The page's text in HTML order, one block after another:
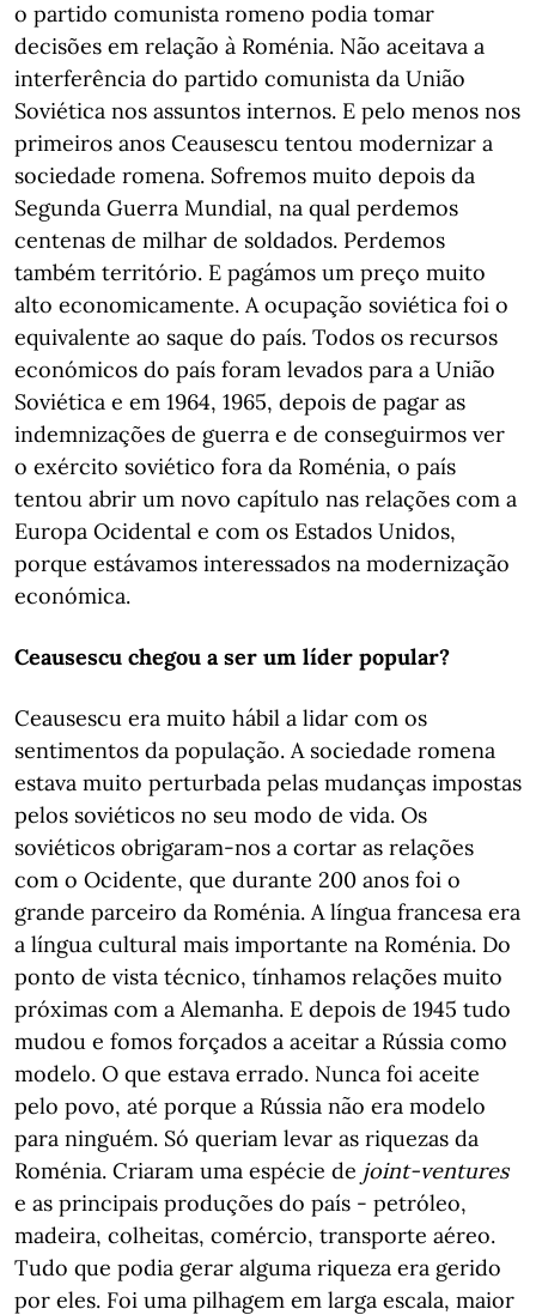
o partido comunista romeno podia tomar
decisões em relação à Roménia. Não aceitava a
interferência do partido comunista da União
Soviética nos assuntos internos. E pelo menos nos
primeiros anos Ceausescu tentou modernizar a
sociedade romena. Sofremos muito depois da
Segunda Guerra Mundial, na qual perdemos
centenas de milhar de soldados. Perdemos
também território. E pagámos um preço muito
alto economicamente. A ocupação soviética foi o
equivalente ao saque do país. Todos os recursos
económicos do país foram levados para a União
Soviética e em 1964, 1965, depois de pagar as
indemnizações de guerra e de conseguirmos ver
o exército soviético fora da Roménia, o país
tentou abrir um novo capítulo nas relações com a
Europa Ocidental e com os Estados Unidos,
porque estávamos interessados na modernização
económica.
Ceausescu chegou a ser um líder popular?
Ceausescu era muito hábil a lidar com os
sentimentos da população. A sociedade romena
estava muito perturbada pelas mudanças impostas
pelos soviéticos no seu modo de vida. Os
soviéticos obrigaram-nos a cortar as relações
com o Ocidente, que durante 200 anos foi o
grande parceiro da Roménia. A língua francesa era
a língua cultural mais importante na Roménia. Do
ponto de vista técnico, tínhamos relações muito
próximas com a Alemanha. E depois de 1945 tudo
mudou e fomos forçados a aceitar a Rússia como
modelo. O que estava errado. Nunca foi aceite
pelo povo, até porque a Rússia não era modelo
para ninguém. Só queriam levar as riquezas da
Roménia. Criaram uma espécie de joint-ventures
e as principais produções do país - petróleo,
madeira, colheitas, comércio, transporte aéreo.
Tudo que podia gerar alguma riqueza era gerido
por eles. Foi uma pilhagem em larga escala, maior